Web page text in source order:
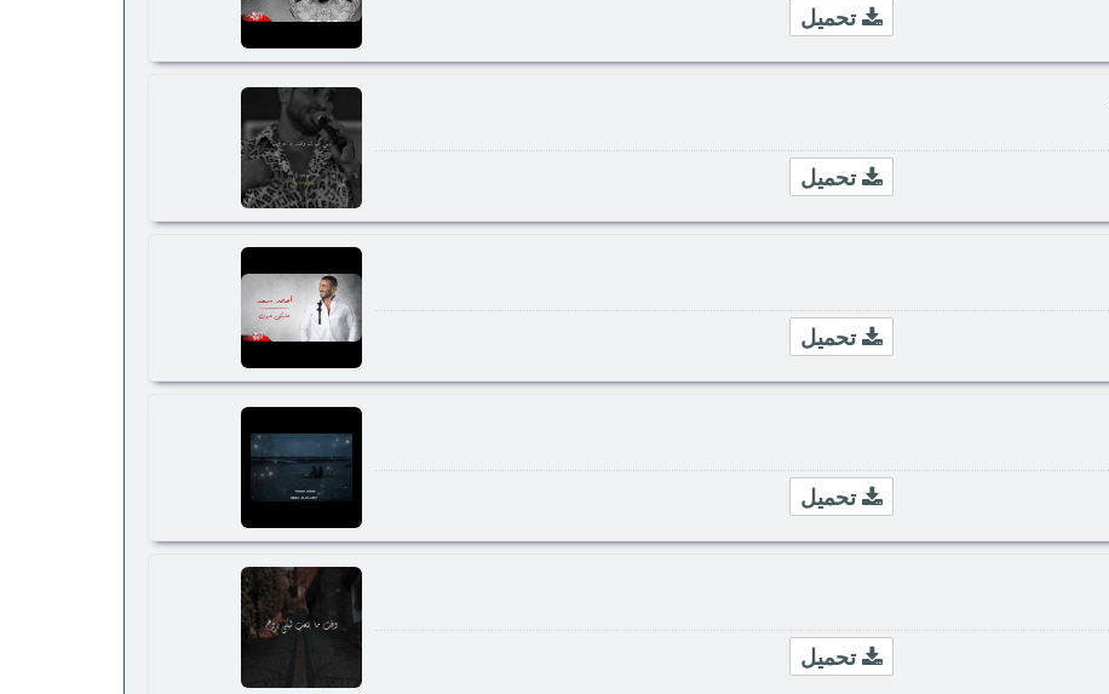
تحميل
تحميل
تحميل
تحميل
تحميل